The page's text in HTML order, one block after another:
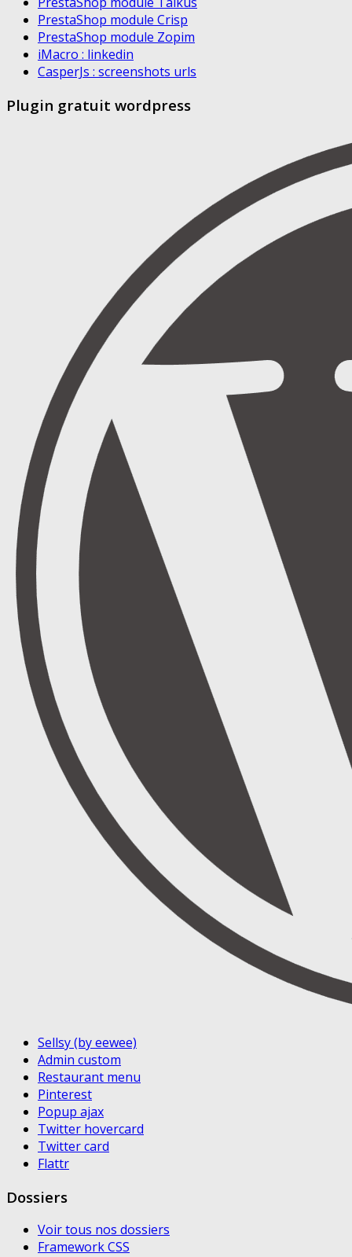
PrestaShop module Crisp
PrestaShop module Zopim
iMacro : linkedin
CasperJs : screenshots urls
Plugin gratuit wordpress
Sellsy (by eewee)
Admin custom
Restaurant menu
Pinterest
Popup ajax
Twitter hovercard
Twitter card
Flattr
Dossiers
Voir tous nos dossiers
Framework CSS